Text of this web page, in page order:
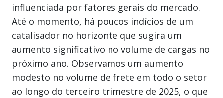
influenciada por fatores gerais do mercado.
Até o momento, há poucos indícios de um
catalisador no horizonte que sugira um
aumento significativo no volume de cargas no
próximo ano. Observamos um aumento
modesto no volume de frete em todo o setor
ao longo do terceiro trimestre de 2025, o que